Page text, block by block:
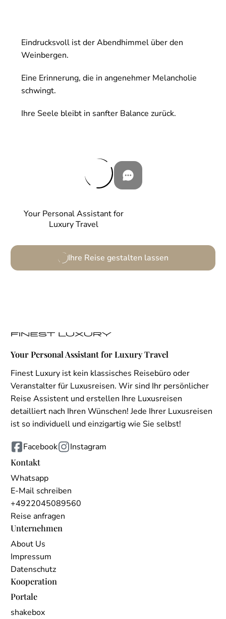
Your Personal Assistant for
Luxury Travel
Ihre Reise gestalten lassen
Eindrucksvoll ist der Abendhimmel über den
Weinbergen.
Eine Erinnerung, die in angenehmer Melancholie
schwingt.
Ihre Seele bleibt in sanfter Balance zurück.
Your Personal Assistant for Luxury Travel
Finest Luxury ist kein klassisches Reisebüro oder
Veranstalter für Luxusreisen. Wir sind Ihr persönlicher
Reise Assistent und erstellen Ihre Luxusreisen
detailliert nach Ihren Wünschen! Jede Ihrer Luxusreisen
ist so individuell und einzigartig wie Sie selbst!
Facebook
Instagram
Kontakt
Whatsapp
E-Mail schreiben
+4922045089560
Reise anfragen
Unternehmen
About Us
Impressum
Datenschutz
Kooperation
Portale
shakebox